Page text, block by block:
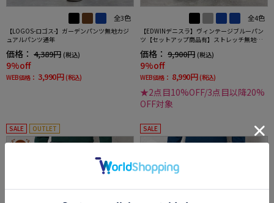
全3色
【LOGOS-ロゴス-】ガーデンパンツ無地カジ
ュアルパンツ通年
価格： 4,389円 (税込)
9%off
WEB価格： 3,990円 (税込)
全4色
【EDWINデニスラ】ヴィンテージブルーパン
ツ【セットアップ商品有】ストレッチ無地通
価格： 9,900円 (税込)
9%off
WEB価格： 8,990円 (税込)
★2点目10%OFF/3点目以降20%
OFF対象
SALE OUTLET SALE